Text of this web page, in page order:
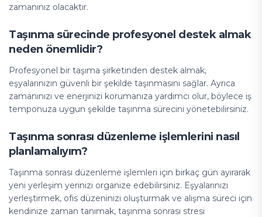
zamanınız olacaktır.
Taşınma sürecinde profesyonel destek almak
neden önemlidir?
Profesyonel bir taşıma şirketinden destek almak,
eşyalarınızın güvenli bir şekilde taşınmasını sağlar. Ayrıca
zamanınızı ve enerjinizi korumanıza yardımcı olur, böylece iş
temponuza uygun şekilde taşınma sürecini yönetebilirsiniz.
Taşınma sonrası düzenleme işlemlerini nasıl
planlamalıyım?
Taşınma sonrası düzenleme işlemleri için birkaç gün ayırarak
yeni yerleşim yerinizi organize edebilirsiniz. Eşyalarınızı
yerleştirmek, ofis düzeninizi oluşturmak ve alışma süreci için
kendinize zaman tanımak, taşınma sonrası stresi